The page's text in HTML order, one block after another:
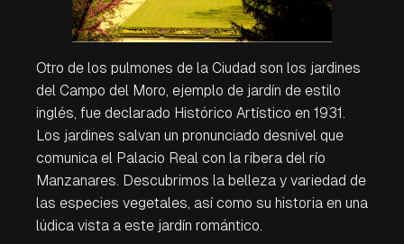
Otro de los pulmones de la Ciudad son los jardines
del Campo del Moro, ejemplo de jardín de estilo
inglés, fue declarado Histórico Artístico en 1931.
Los jardines salvan un pronunciado desnivel que
comunica el Palacio Real con la ribera del río
Manzanares. Descubrimos la belleza y variedad de
las especies vegetales, así como su historia en una
lúdica vista a este jardín romántico.